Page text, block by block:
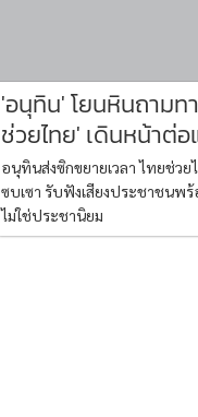
'อนุทิน' โยนหินถามท
ช่วยไทย' เดินหน้าต่
อนุทินส่งซิกขยายเวลา ไทยช่วย
ซบเซา รับฟังเสียงประชาชนพ
ไม่ใช่ประชานิยม